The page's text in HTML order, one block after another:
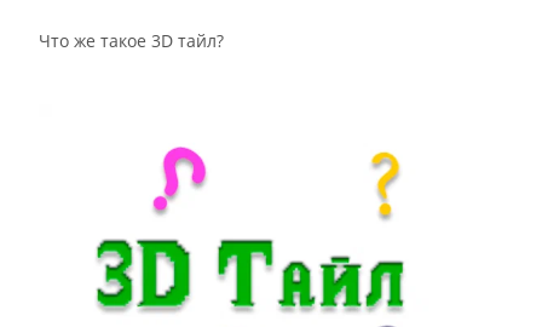
Что же такое 3D тайл?